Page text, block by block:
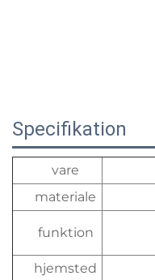
Specifikation
vare
materiale
funktion
hjemsted